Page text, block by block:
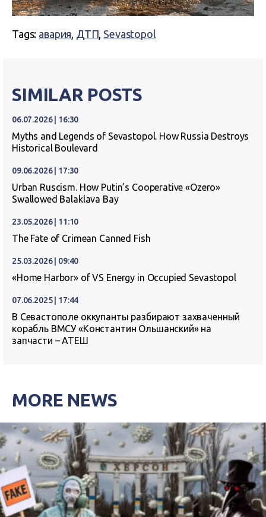
Tags: авария ДТП Sevastopol
SIMILAR POSTS
06.07.2026 | 16:30
Myths and Legends of Sevastopol. How Russia Destroys
Historical Boulevard
09.06.2026 | 17:30
Urban Ruscism. How Putin’s Cooperative «Ozero»
Swallowed Balaklava Bay
23.05.2026 | 11:10
The Fate of Crimean Canned Fish
25.03.2026 | 09:40
«Home Harbor» of VS Energy in Occupied Sevastopol
07.06.2025 | 17:44
В Севастополе оккупанты разбирают захваченный
корабль ВМСУ «Константин Ольшанский» на
запчасти – АТЕШ
MORE NEWS